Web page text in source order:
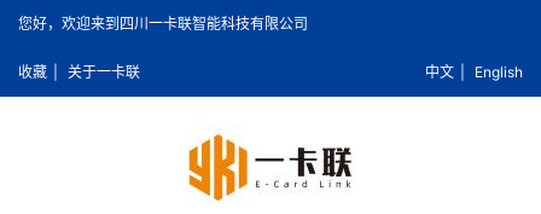
您好，欢迎来到四川一卡联智能科技有限公司
收藏 关于一卡联 中文 English